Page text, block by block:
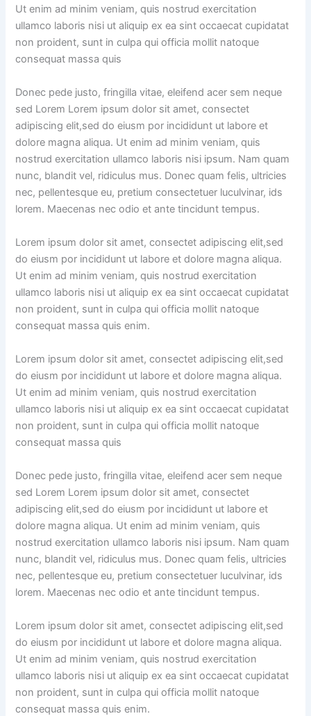
Ut enim ad minim veniam, quis nostrud exercitation
ullamco laboris nisi ut aliquip ex ea sint occaecat cupidatat
non proident, sunt in culpa qui officia mollit natoque
consequat massa quis
Donec pede justo, fringilla vitae, eleifend acer sem neque
sed Lorem Lorem ipsum dolor sit amet, consectet
adipiscing elit,sed do eiusm por incididunt ut labore et
dolore magna aliqua. Ut enim ad minim veniam, quis
nostrud exercitation ullamco laboris nisi ipsum. Nam quam
nunc, blandit vel, ridiculus mus. Donec quam felis, ultricies
nec, pellentesque eu, pretium consectetuer luculvinar, ids
lorem. Maecenas nec odio et ante tincidunt tempus.
Lorem ipsum dolor sit amet, consectet adipiscing elit,sed
do eiusm por incididunt ut labore et dolore magna aliqua.
Ut enim ad minim veniam, quis nostrud exercitation
ullamco laboris nisi ut aliquip ex ea sint occaecat cupidatat
non proident, sunt in culpa qui officia mollit natoque
consequat massa quis enim.
Lorem ipsum dolor sit amet, consectet adipiscing elit,sed
do eiusm por incididunt ut labore et dolore magna aliqua.
Ut enim ad minim veniam, quis nostrud exercitation
ullamco laboris nisi ut aliquip ex ea sint occaecat cupidatat
non proident, sunt in culpa qui officia mollit natoque
consequat massa quis
Donec pede justo, fringilla vitae, eleifend acer sem neque
sed Lorem Lorem ipsum dolor sit amet, consectet
adipiscing elit,sed do eiusm por incididunt ut labore et
dolore magna aliqua. Ut enim ad minim veniam, quis
nostrud exercitation ullamco laboris nisi ipsum. Nam quam
nunc, blandit vel, ridiculus mus. Donec quam felis, ultricies
nec, pellentesque eu, pretium consectetuer luculvinar, ids
lorem. Maecenas nec odio et ante tincidunt tempus.
Lorem ipsum dolor sit amet, consectet adipiscing elit,sed
do eiusm por incididunt ut labore et dolore magna aliqua.
Ut enim ad minim veniam, quis nostrud exercitation
ullamco laboris nisi ut aliquip ex ea sint occaecat cupidatat
non proident, sunt in culpa qui officia mollit natoque
consequat massa quis enim.